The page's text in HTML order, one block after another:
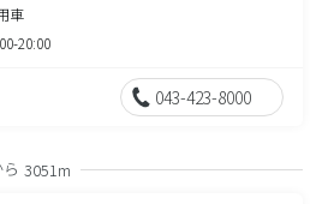
車
20:00
043-423-8000
3051m